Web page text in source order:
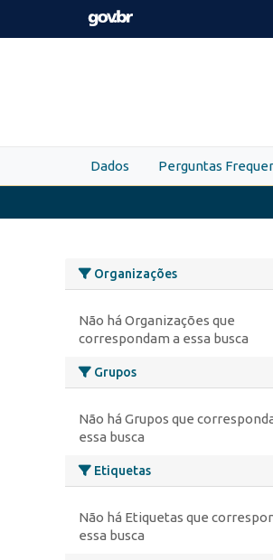
Skip to main content
Dados Perguntas
Organizações
Não há Organizações que
correspondam a essa busca
Grupos
Não há Grupos que
essa busca
Etiquetas
Não há Etiquetas que
essa busca